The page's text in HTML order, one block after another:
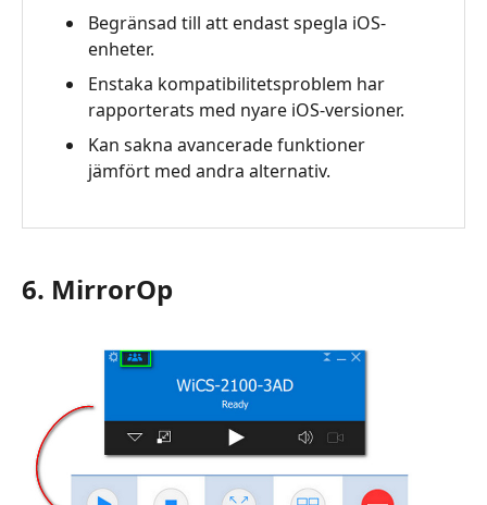
Begränsad till att endast spegla iOS-
enheter.
Enstaka kompatibilitetsproblem har
rapporterats med nyare iOS-versioner.
Kan sakna avancerade funktioner
jämfört med andra alternativ.
6. MirrorOp